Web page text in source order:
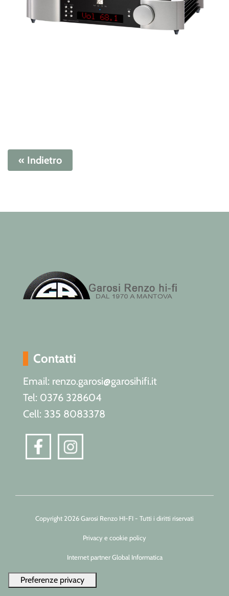
« Indietro
Contatti
Email: renzo.garosi@garosihifi.it
Tel: 0376 328604
Cell: 335 8083378
Copyright 2026 Garosi Renzo HI-FI - Tutti i diritti riservati
Privacy e cookie policy
Internet partner Global Informatica